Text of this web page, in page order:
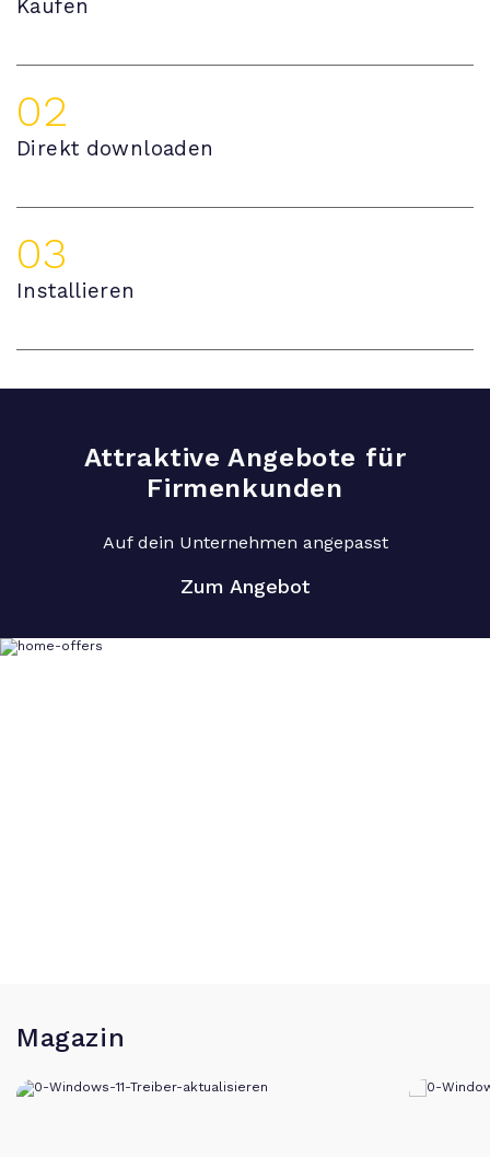
Kaufen
02
Direkt downloaden
03
Installieren
Attraktive Angebote für
Firmenkunden
Auf dein Unternehmen angepasst
Zum Angebot
Magazin